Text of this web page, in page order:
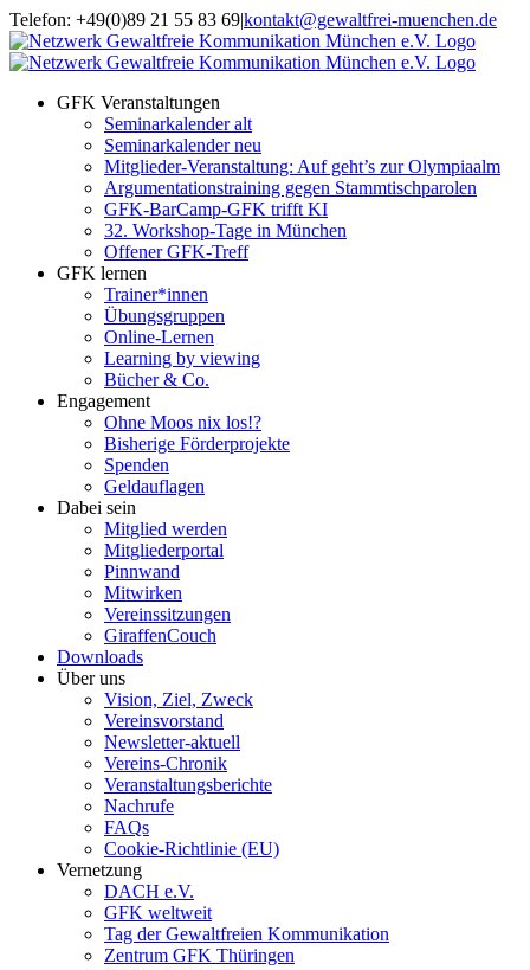
Zum
Inhalt
springen
Telefon: +49(0)89 21 55 83 69|kontakt@gewaltfrei-muenchen.de
Einloggen
Seminarkalender
Infos
zum
GFK Veranstaltungen
Seminarkalender alt
Seminarkalender neu
Mitglieder-Veranstaltung: Auf geht’s zur Olympiaalm
Argumentationstraining gegen Stammtischparolen
GFK-BarCamp-GFK trifft KI
32. Workshop-Tage in München
Offener GFK-Treff
GFK lernen
Trainer*innen
Übungsgruppen
Online-Lernen
Learning by viewing
Bücher & Co.
Engagement
Ohne Moos nix los!?
Bisherige Förderprojekte
Spenden
Geldauflagen
Dabei sein
Mitglied werden
Mitgliederportal
Pinnwand
Mitwirken
Vereinssitzungen
GiraffenCouch
Downloads
Über uns
Vision, Ziel, Zweck
Vereinsvorstand
Newsletter-aktuell
Vereins-Chronik
Veranstaltungsberichte
Nachrufe
FAQs
Cookie-Richtlinie (EU)
Vernetzung
DACH e.V.
GFK weltweit
Tag der Gewaltfreien Kommunikation
Zentrum GFK Thüringen